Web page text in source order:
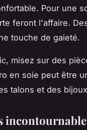
Pour une
feront l'affaire.
touche de gaieté.
misez sur des
en soie peut être
talons et des